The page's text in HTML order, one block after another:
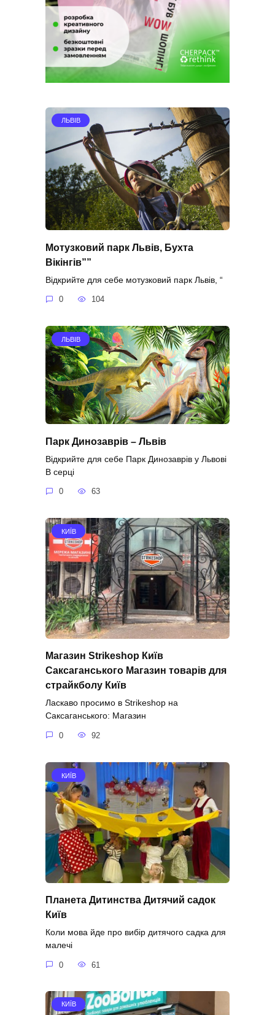
ЛЬВІВ
Мотузковий парк Львів, Бухта
Вікінгів””
Відкрийте для себе мотузковий парк Львів, “
0 104
ЛЬВІВ
Парк Динозаврів – Львів
Відкрийте для себе Парк Динозаврів у Львові
В серці
0 63
КИЇВ
Магазин Strikeshop Київ
Саксаганського Магазин товарів для
страйкболу Київ
Ласкаво просимо в Strikeshop на
Саксаганського: Магазин
0 92
КИЇВ
Планета Дитинства Дитячий садок
Київ
Коли мова йде про вибір дитячого садка для
малечі
0 61
КИЇВ